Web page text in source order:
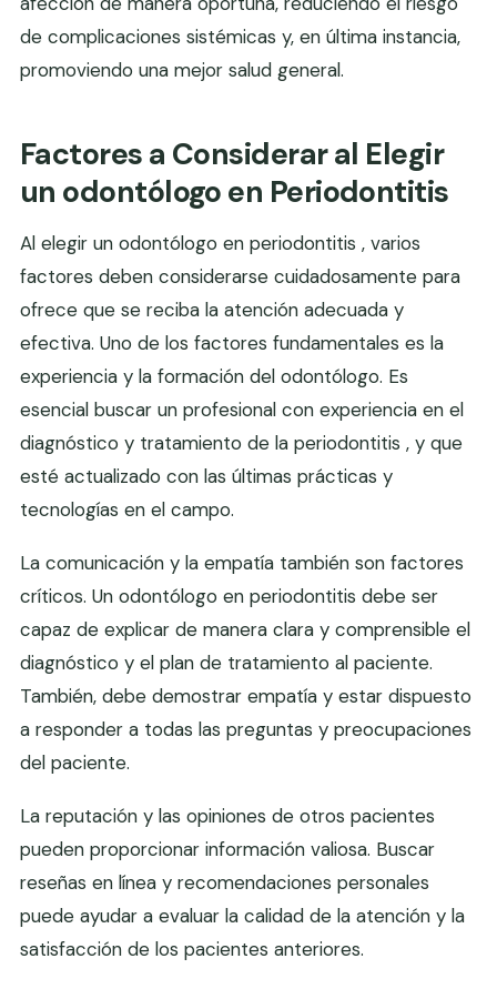
de complicaciones sistémicas y, en última instancia,
promoviendo una mejor salud general.
Factores a Considerar al Elegir
un odontólogo en Periodontitis
Al elegir un odontólogo en periodontitis , varios
factores deben considerarse cuidadosamente para
ofrece que se reciba la atención adecuada y
efectiva. Uno de los factores fundamentales es la
experiencia y la formación del odontólogo. Es
esencial buscar un profesional con experiencia en el
diagnóstico y tratamiento de la periodontitis , y que
esté actualizado con las últimas prácticas y
tecnologías en el campo.
La comunicación y la empatía también son factores
críticos. Un odontólogo en periodontitis debe ser
capaz de explicar de manera clara y comprensible el
diagnóstico y el plan de tratamiento al paciente.
También, debe demostrar empatía y estar dispuesto
a responder a todas las preguntas y preocupaciones
del paciente.
La reputación y las opiniones de otros pacientes
pueden proporcionar información valiosa. Buscar
reseñas en línea y recomendaciones personales
puede ayudar a evaluar la calidad de la atención y la
satisfacción de los pacientes anteriores.